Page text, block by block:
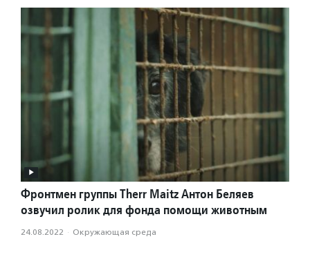
Фронтмен группы Therr Maitz Антон Беляев
озвучил ролик для фонда помощи животным
24.08.2022 · Окружающая среда